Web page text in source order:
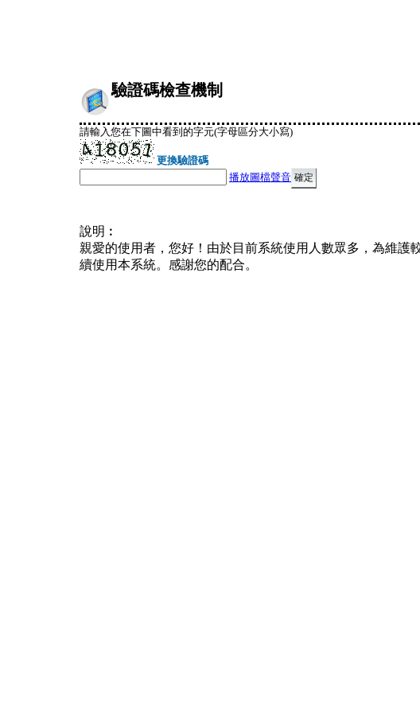
驗證碼檢查機制
請輸入您在下圖中看到的字元(字母區分大小寫)
更換驗證碼
播放圖檔聲音
說明︰
親愛的使用者，您好！由於目前系統使用人數眾多，為維
續使用本系統。感謝您的配合。